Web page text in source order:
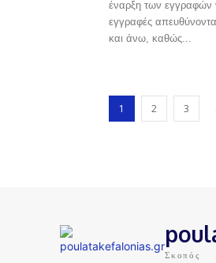
έναρξη των εγγραφών
εγγραφές
και άνω, καθώς...
1 2 3
Σκοπός